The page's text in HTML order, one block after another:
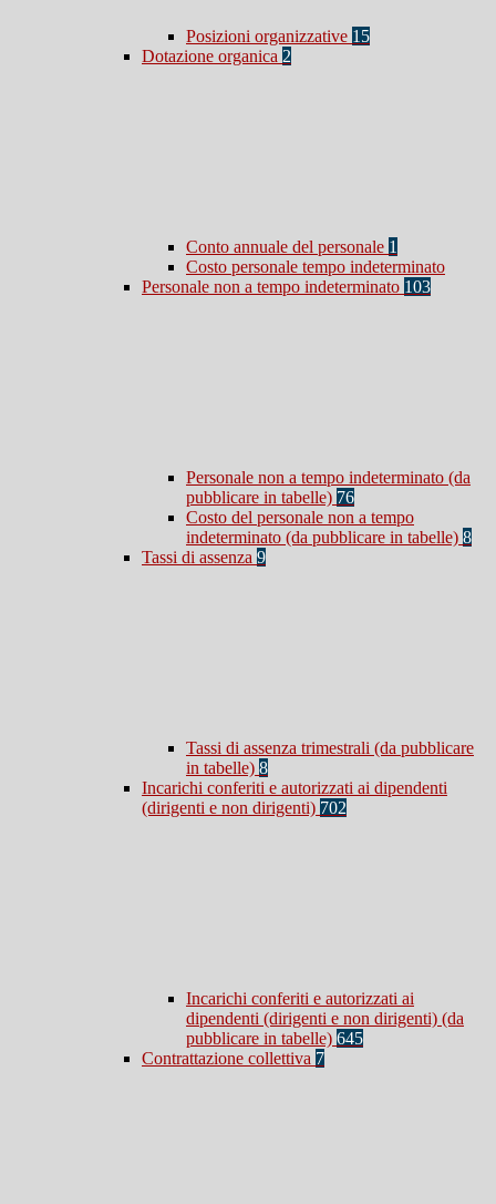
Posizioni organizzative 15
Dotazione organica 2
Conto annuale del personale 1
Costo personale tempo indeterminato
Personale non a tempo indeterminato 103
Personale non a tempo indeterminato (da
pubblicare in tabelle) 76
Costo del personale non a tempo
indeterminato (da pubblicare in tabelle) 8
Tassi di assenza 9
Tassi di assenza trimestrali (da pubblicare
in tabelle) 8
Incarichi conferiti e autorizzati ai dipendenti
(dirigenti e non dirigenti) 702
Incarichi conferiti e autorizzati ai
dipendenti (dirigenti e non dirigenti) (da
pubblicare in tabelle) 645
Contrattazione collettiva 7